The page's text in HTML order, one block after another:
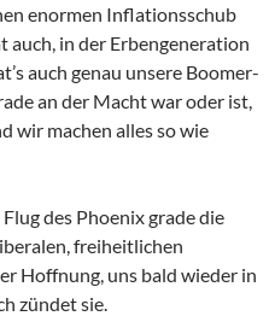
enormen Inflationsschub
in der Erbengeneration
auch genau unsere Boomer-
an der Macht war oder ist,
wir machen alles so wie
des Phoenix grade die
freiheitlichen
Hoffnung, uns bald wieder in
zündet sie.